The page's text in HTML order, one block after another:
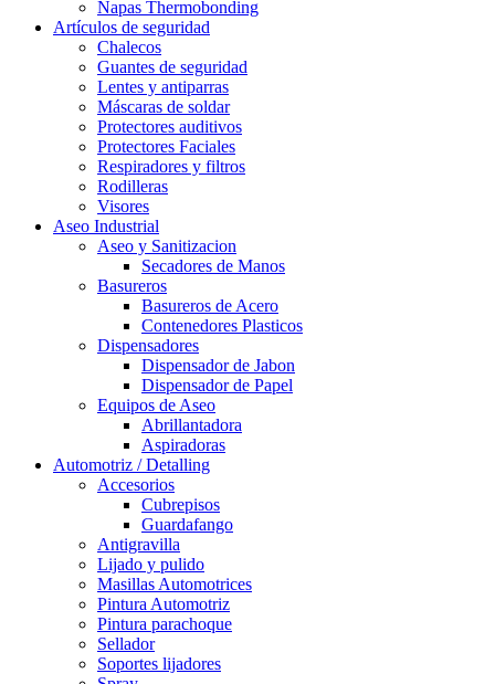
Napas Thermobonding
Artículos de seguridad
Chalecos
Guantes de seguridad
Lentes y antiparras
Máscaras de soldar
Protectores auditivos
Protectores Faciales
Respiradores y filtros
Rodilleras
Visores
Aseo Industrial
Aseo y Sanitizacion
Secadores de Manos
Basureros
Basureros de Acero
Contenedores Plasticos
Dispensadores
Dispensador de Jabon
Dispensador de Papel
Equipos de Aseo
Abrillantadora
Aspiradoras
Automotriz / Detalling
Accesorios
Cubrepisos
Guardafango
Antigravilla
Lijado y pulido
Masillas Automotrices
Pintura Automotriz
Pintura parachoque
Sellador
Soportes lijadores